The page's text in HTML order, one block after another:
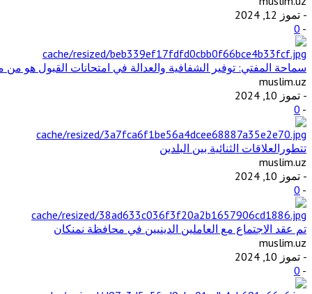
- تموز 12, 2024
-
0
سماحة المفتي: توفير الشفافية والعدالة في امتحانات القبول هو من
muslim.uz
- تموز 10, 2024
-
0
تتطورالعلاقات الثنائية بين البلدين
muslim.uz
- تموز 10, 2024
-
0
تم عقد الاجتماع مع العاملين الدينيين في محافظة نمنكان
muslim.uz
- تموز 10, 2024
-
0